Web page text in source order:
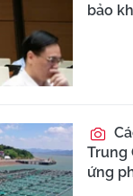
bảo
Trung
ứng